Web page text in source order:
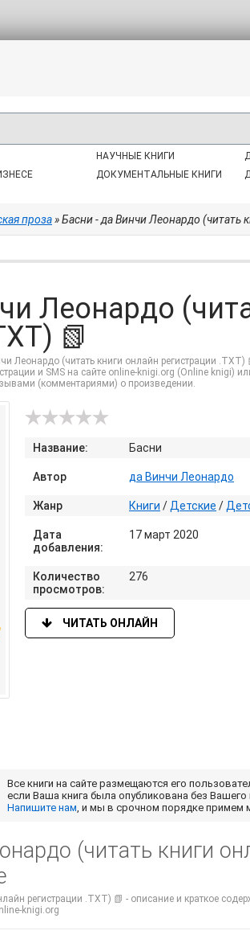
НАУЧНЫЕ КНИГИ
ДОКУМЕНТАЛЬНЫЕ КНИГИ
проза» Басни - да Винчи Леонардо (читать
Леонардо
📗
Леонардо (читать книги онлайн регистрации
и SMS на сайте online-knigi.org (Online knigi)
(комментариями) о произведении.
Название: Басни
Автор да Винчи Леонардо
Жанр Книги / Детские /
Дата
добавления:
17 март 2020
Количество
просмотров:
276
ЧИТАТЬ ОНЛАЙН
Все книги на сайте размещаются его
если Ваша книга была опубликована без Вашего
Напишите нам, и мы в срочном порядке примем
(читать книги
регистрации .TXT) 📗 - описание и краткое
knigi.org